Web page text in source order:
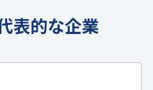
表的な企業